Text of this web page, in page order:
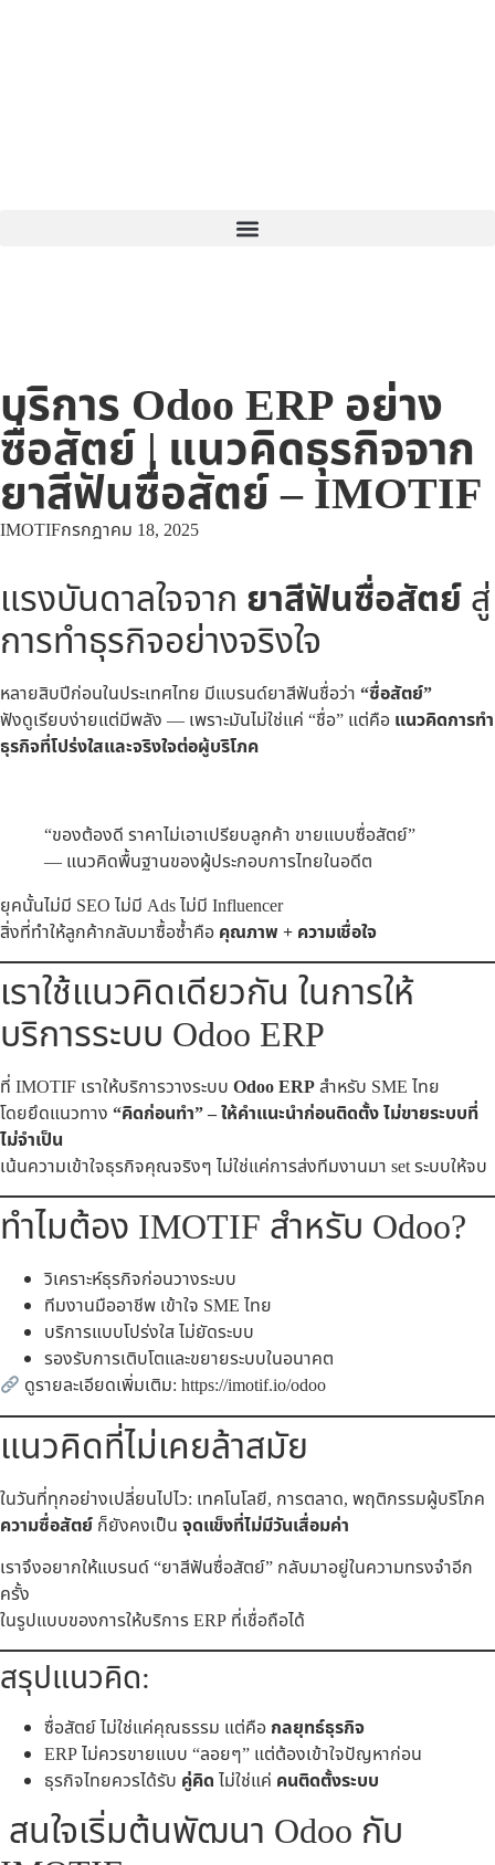
บริการ Odoo ERP อย่าง
ซื่อสัตย์ | แนวคิดธุรกิจจาก
ยาสีฟันซื่อสัตย์ – IMOTIF
IMOTIFกรกฎาคม 18, 2025
แรงบันดาลใจจาก ยาสีฟันซื่อสัตย์สู่
การทำธุรกิจอย่างจริงใจ
หลายสิบปีก่อนในประเทศไทย มีแบรนด์ยาสีฟันชื่อว่า “ซื่อสัตย์”
ฟังดูเรียบง่ายแต่มีพลัง — เพราะมันไม่ใช่แค่ “ชื่อ” แต่คือ แนวคิดการทำ
ธุรกิจที่โปร่งใสและจริงใจต่อผู้บริโภค
“ของต้องดี ราคาไม่เอาเปรียบลูกค้า ขายแบบซื่อสัตย์”
— แนวคิดพื้นฐานของผู้ประกอบการไทยในอดีต
ยุคนั้นไม่มี SEO ไม่มี Ads ไม่มี Influencer
สิ่งที่ทำให้ลูกค้ากลับมาซื้อซ้ำคือ คุณภาพ + ความเชื่อใจ
เราใช้แนวคิดเดียวกัน ในการให้
บริการระบบ Odoo ERP
ที่ IMOTIF เราให้บริการวางระบบ Odoo ERPสำหรับ SME ไทย
โดยยึดแนวทาง “คิดก่อนทำ” – ให้คำแนะนำก่อนติดตั้ง ไม่ขายระบบที่
ไม่จำเป็น
เน้นความเข้าใจธุรกิจคุณจริงๆ ไม่ใช่แค่การส่งทีมงานมา set ระบบให้จบ
ทำไมต้อง IMOTIF สำหรับ Odoo?
วิเคราะห์ธุรกิจก่อนวางระบบ
ทีมงานมืออาชีพ เข้าใจ SME ไทย
บริการแบบโปร่งใส ไม่ยัดระบบ
รองรับการเติบโตและขยายระบบในอนาคต
ดูรายละเอียดเพิ่มเติม:https://imotif.io/odoo
แนวคิดที่ไม่เคยล้าสมัย
ในวันที่ทุกอย่างเปลี่ยนไปไว: เทคโนโลยี, การตลาด, พฤติกรรมผู้บริโภค
ความซื่อสัตย์ ก็ยังคงเป็น จุดแข็งที่ไม่มีวันเสื่อมค่า
เราจึงอยากให้แบรนด์ “ยาสีฟันซื่อสัตย์” กลับมาอยู่ในความทรงจำอีก
ครั้ง
ในรูปแบบของการให้บริการ ERP ที่เชื่อถือได้
สรุปแนวคิด:
ซื่อสัตย์ ไม่ใช่แค่คุณธรรม แต่คือ กลยุทธ์ธุรกิจ
ERP ไม่ควรขายแบบ “ลอยๆ” แต่ต้องเข้าใจปัญหาก่อน
ธุรกิจไทยควรได้รับ คู่คิด ไม่ใช่แค่ คนติดตั้งระบบ
สนใจเริ่มต้นพัฒนา Odoo กับ